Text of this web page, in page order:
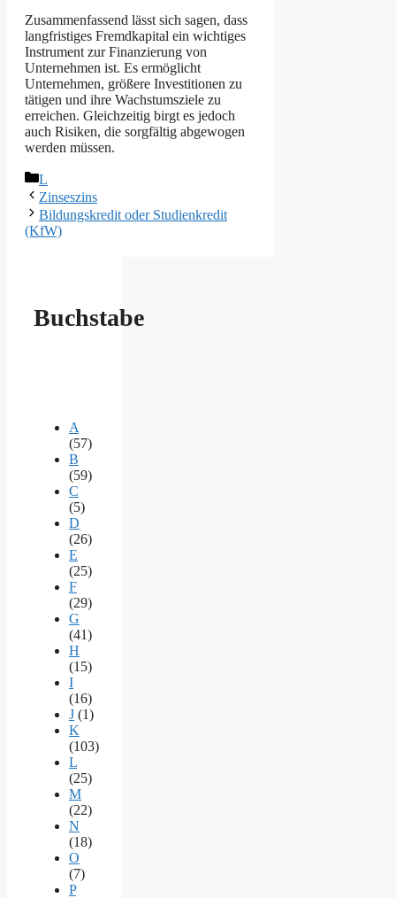
Zusammenfassend lässt sich sagen, dass
langfristiges Fremdkapital ein wichtiges
Instrument zur Finanzierung von
Unternehmen ist. Es ermöglicht
Unternehmen, größere Investitionen zu
tätigen und ihre Wachstumsziele zu
erreichen. Gleichzeitig birgt es jedoch
auch Risiken, die sorgfältig abgewogen
werden müssen.
Kategorien
L
Zinseszins
Bildungskredit oder Studienkredit
(KfW)
Buchstabe
A
(57)
B
(59)
C
(5)
D
(26)
E
(25)
F
(29)
G
(41)
H
(15)
I
(16)
J (1)
K
(103)
L
(25)
M
(22)
N
(18)
O
(7)
P